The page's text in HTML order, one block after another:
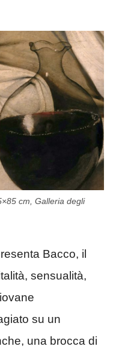
cm, Galleria degli
Bacco, il
sensualità,
su un
una brocca di